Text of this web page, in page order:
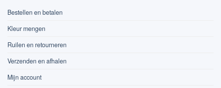
Bestellen en betalen
Kleur mengen
Ruilen en retourneren
Verzenden en afhalen
Mijn account